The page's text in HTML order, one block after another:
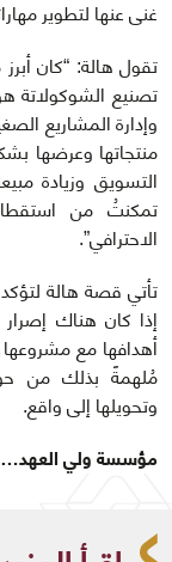
غنى عنها لتطوير
تقول هالة: “كان
تصنيع الشوكولاتة
وإدارة المشاريع
منتجاتها وعرضها
التسويق وزيادة
تمكنتُ من
الاحترافي”.
تأتي قصة هالة
إذا كان هناك
أهدافها مع
مُلهمةً بذلك من
وتحويلها إلى واقع.
مؤسسة ولي